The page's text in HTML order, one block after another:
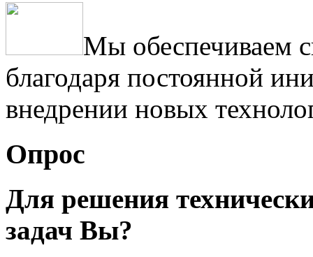
Мы обеспечиваем
благодаря постоянной
внедрении новых
Опрос
Для решения
задач Вы?